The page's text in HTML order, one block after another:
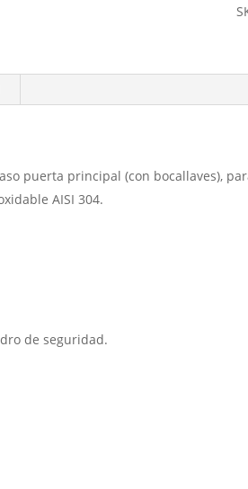
/
puerta principal (con bocallaves),
AISI 304.
de seguridad.